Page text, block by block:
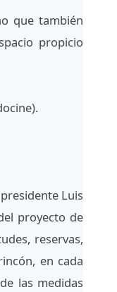
que también
propicio
Luis
proyecto de
reservas,
en cada
las medidas